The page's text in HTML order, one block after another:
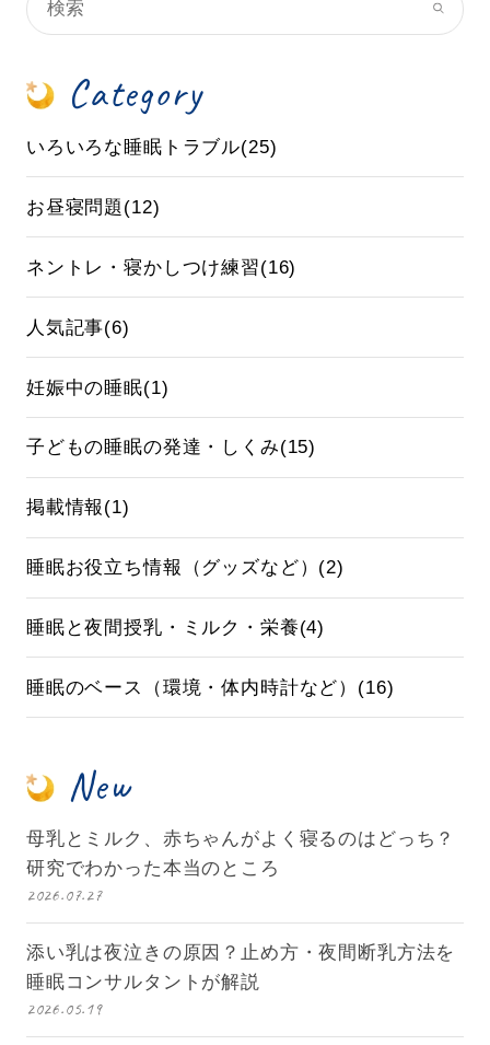
Category
いろいろな睡眠トラブル(25)
お昼寝問題(12)
ネントレ・寝かしつけ練習(16)
人気記事(6)
妊娠中の睡眠(1)
子どもの睡眠の発達・しくみ(15)
掲載情報(1)
睡眠お役立ち情報（グッズなど）(2)
睡眠と夜間授乳・ミルク・栄養(4)
睡眠のベース（環境・体内時計など）(16)
New
母乳とミルク、赤ちゃんがよく寝るのはどっち？
研究でわかった本当のところ
2026.07.27
添い乳は夜泣きの原因？止め方・夜間断乳方法を
睡眠コンサルタントが解説
2026.05.19